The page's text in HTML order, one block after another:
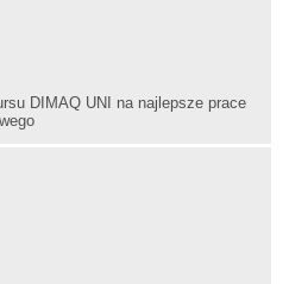
DIMAQ UNI na najlepsze prace